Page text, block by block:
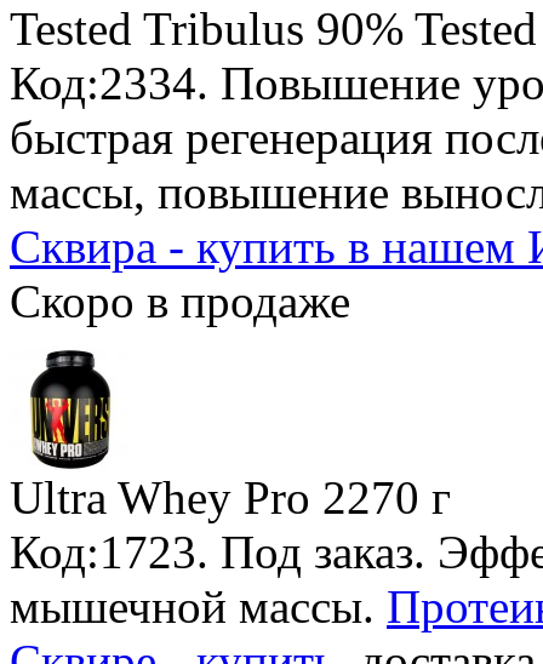
Tested Tribulus 90%
Код:2334. Повышение
быстрая регенерация
массы, повышение
Сквира - купить в нашем
Скоро в продаже
Ultra Whey Pro 2270 г
Код:1723. Под заказ.
мышечной массы.